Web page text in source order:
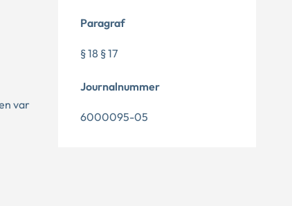
var
Paragraf
§ 18 § 17
Journalnummer
6000095-05